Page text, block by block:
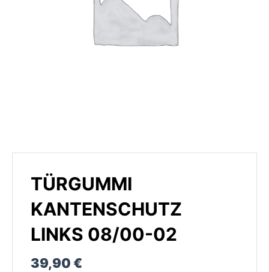
TÜRGUMMI
KANTENSCHUTZ
LINKS 08/00-02
39,90€